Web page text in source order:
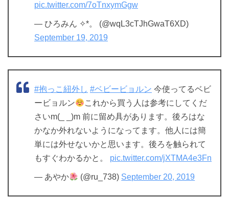
pic.twitter.com/7oTnxymGgw
— ひろみん ✧*。 (@wqL3cTJhGwaT6XD)
September 19, 2019
#抱っこ紐外し #ベビービョルン 今使ってるベビ
ービョルン
これから買う人は参考にしてくだ
さいm(_ _)m 前に留め具があります。後ろはな
かなか外れないようになってます。他人には簡
単には外せないかと思います。後ろを触られて
もすぐわかるかと。 pic.twitter.com/jXTMA4e3Fn
— あやか (@ru_738) September 20, 2019